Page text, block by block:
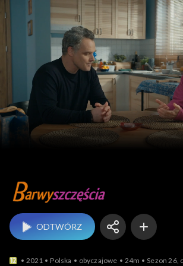
Barwy
ODTWÓRZ
2021 Polska obyczajowe 24m Sezon 26,